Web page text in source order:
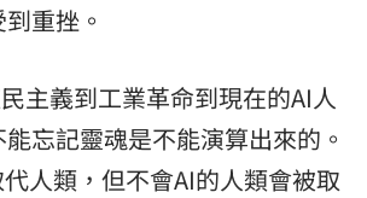
重挫。
主義到工業革命到現在的AI人
忘記靈魂是不能演算出來的。
人類，但不會AI的人類會被取